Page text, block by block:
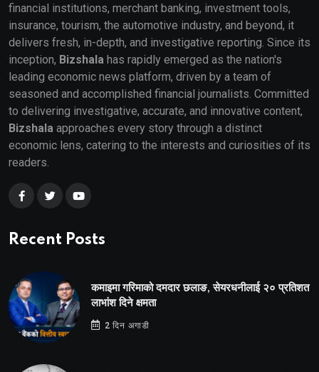
financial institutions, merchant banking, investment tools,
insurance, tourism, the automotive industry, and beyond, it
delivers fresh, in-depth, and investigative reporting. Since its
inception, Bizshala has rapidly emerged as the nation's
leading economic news platform, driven by a team of
seasoned and accomplished financial journalists. Committed
to delivering investigative, accurate, and innovative content,
Bizshala approaches every story through a distinct
economic lens, catering to the interests and curiosities of its
readers.
Recent Posts
कमाइमा गरिमाको दमदार छलाङ, सेयरधनीलाई २० प्रतिशत
लाभांश दिने क्षमता
2 दिन अगाडी